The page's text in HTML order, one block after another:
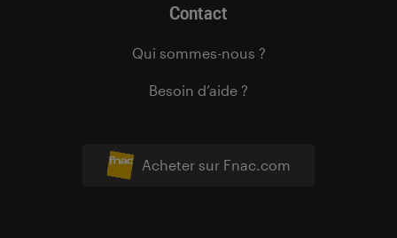
Acheter sur Fnac.com
Contact
Qui sommes-nous ?
Besoin d’aide ?